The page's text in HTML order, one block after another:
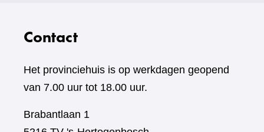
Contact
Het provinciehuis is op werkdagen geopend
van 7.00 uur tot 18.00 uur.
Brabantlaan 1